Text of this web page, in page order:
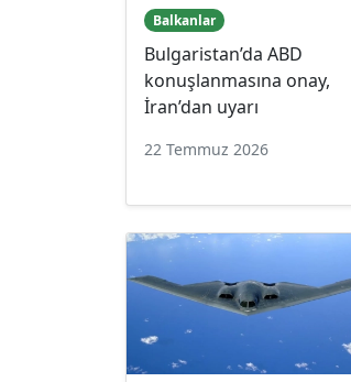
Balkanlar
Bulgaristan’da ABD
konuşlanmasına onay,
İran’dan uyarı
22 Temmuz 2026